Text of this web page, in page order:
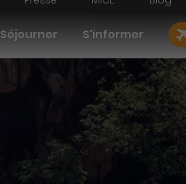
Séjourner S'informer